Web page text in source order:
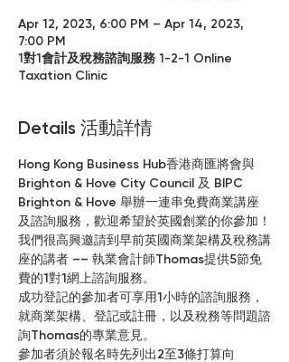
Apr 12, 2023, 6:00 PM – Apr 14, 2023,
7:00 PM
1對1會計及稅務諮詢服務 1-2-1 Online
Taxation Clinic
Details 活動詳情
Hong Kong Business Hub香港商匯將會與
Brighton & Hove City Council 及 BIPC
Brighton & Hove 舉辦一連串免費商業講座
及諮詢服務，歡迎希望於英國創業的你參加！
我們很高興邀請到早前英國商業架構及稅務講
座的講者 –– 執業會計師Thomas提供5節免
費的1對1網上諮詢服務。
成功登記的參加者可享用1小時的諮詢服務，
就商業架構、登記或註冊，以及稅務等問題諮
詢Thomas的專業意見。
參加者須於報名時先列出2至3條打算向